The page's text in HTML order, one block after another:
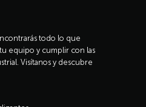
todo lo que
equipo y cumplir con las
Visítanos y descubre